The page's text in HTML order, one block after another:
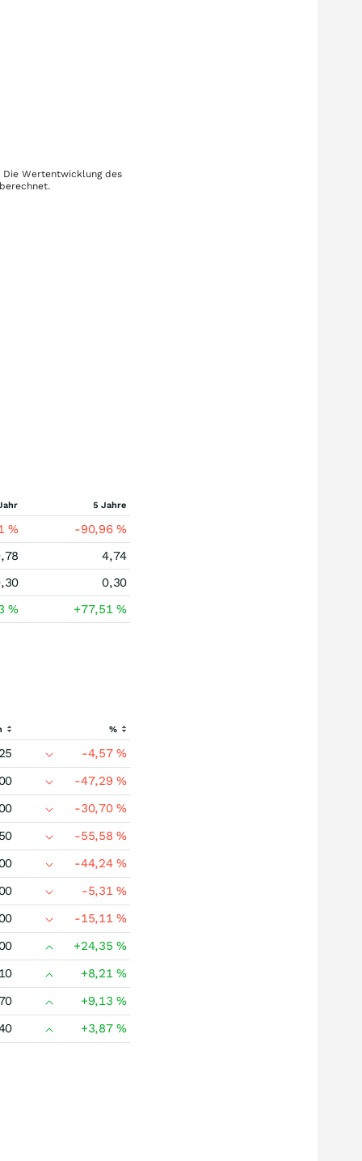
Wertentwicklung des
5 Jahre
% -90,96%
4,74
0,30
% +77,51%
%
-4,57%
-47,29%
-30,70%
-55,58%
-44,24%
-5,31%
-15,11%
+24,35%
+8,21%
+9,13%
+3,87%